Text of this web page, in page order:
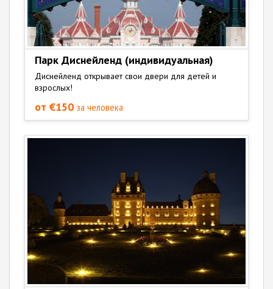
Парк Диснейленд (индивидуальная)
Диснейленд открывает свои двери для детей и
взрослых!
от €150 за человека